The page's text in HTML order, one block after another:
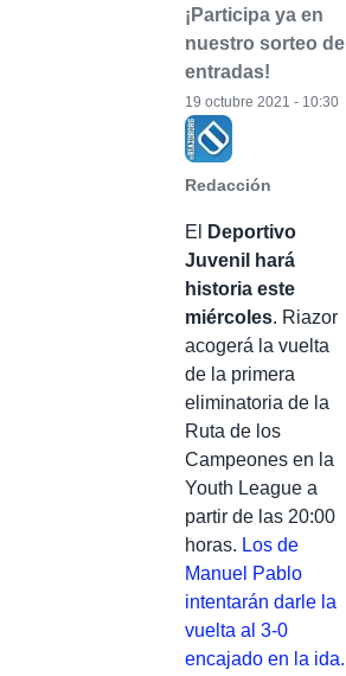
¡Participa ya en
nuestro sorteo de
entradas!
Redacción
19 octubre 2021 - 10:30
El
Deportivo
Juvenil hará
historia este
miércoles. Riazor
acogerá la vuelta
de la primera
eliminatoria de la
Ruta de los
Campeones en la
Youth League a
partir de las 20:00
horas. Los de
Manuel Pablo
intentarán darle la
vuelta al 3-0
encajado en la ida.